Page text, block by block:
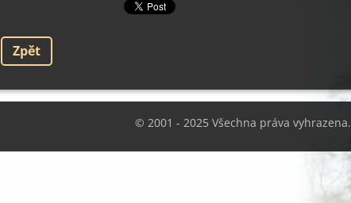
Zpět
© 2001 - 2025 Všechna práva vyhrazena.